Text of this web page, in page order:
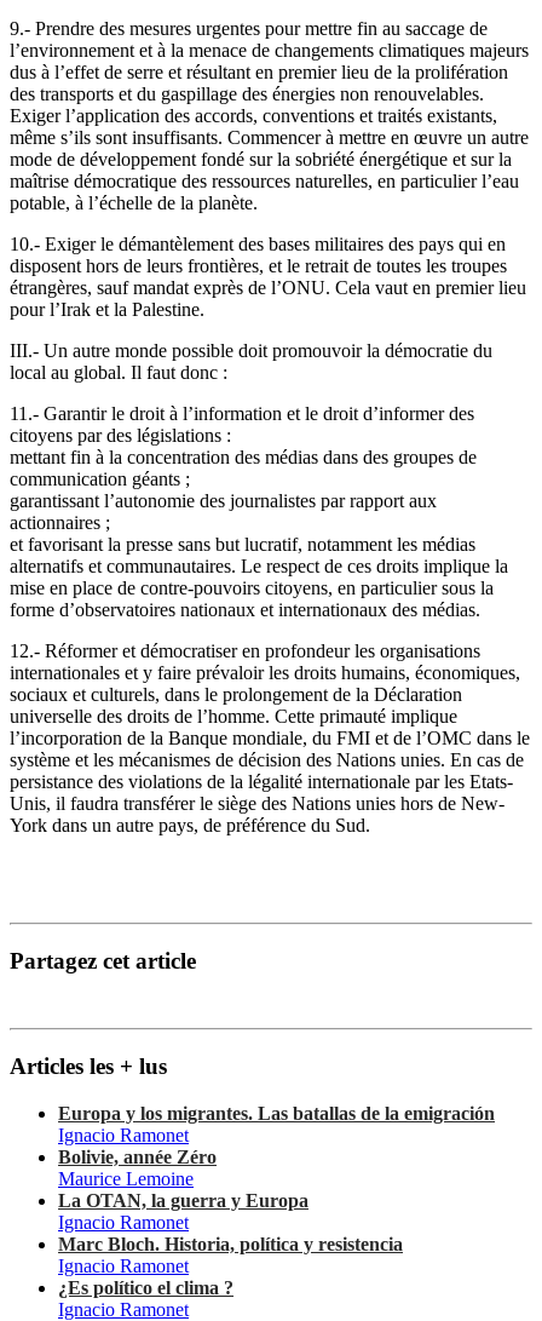
9.- Prendre des mesures urgentes pour mettre fin au saccage de
l’environnement et à la menace de changements climatiques majeurs
dus à l’effet de serre et résultant en premier lieu de la prolifération
des transports et du gaspillage des énergies non renouvelables.
Exiger l’application des accords, conventions et traités existants,
même s’ils sont insuffisants. Commencer à mettre en œuvre un autre
mode de développement fondé sur la sobriété énergétique et sur la
maîtrise démocratique des ressources naturelles, en particulier l’eau
potable, à l’échelle de la planète.
10.- Exiger le démantèlement des bases militaires des pays qui en
disposent hors de leurs frontières, et le retrait de toutes les troupes
étrangères, sauf mandat exprès de l’ONU. Cela vaut en premier lieu
pour l’Irak et la Palestine.
III.- Un autre monde possible doit promouvoir la démocratie du
local au global. Il faut donc :
11.- Garantir le droit à l’information et le droit d’informer des
citoyens par des législations :
mettant fin à la concentration des médias dans des groupes de
communication géants ;
garantissant l’autonomie des journalistes par rapport aux
actionnaires ;
et favorisant la presse sans but lucratif, notamment les médias
alternatifs et communautaires. Le respect de ces droits implique la
mise en place de contre-pouvoirs citoyens, en particulier sous la
forme d’observatoires nationaux et internationaux des médias.
12.- Réformer et démocratiser en profondeur les organisations
internationales et y faire prévaloir les droits humains, économiques,
sociaux et culturels, dans le prolongement de la Déclaration
universelle des droits de l’homme. Cette primauté implique
l’incorporation de la Banque mondiale, du FMI et de l’OMC dans le
système et les mécanismes de décision des Nations unies. En cas de
persistance des violations de la légalité internationale par les Etats-
Unis, il faudra transférer le siège des Nations unies hors de New-
York dans un autre pays, de préférence du Sud.
Partagez cet article
Articles les + lus
Europa y los migrantes. Las batallas de la emigración
Ignacio Ramonet
Bolivie, année Zéro
Maurice Lemoine
La OTAN, la guerra y Europa
Ignacio Ramonet
Marc Bloch. Historia, política y resistencia
Ignacio Ramonet
¿Es político el clima ?
Ignacio Ramonet